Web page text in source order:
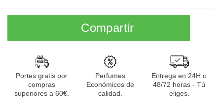
Compartir
Portes gratis por
compras
superiores a 60€.
Perfumes
Económicos de
calidad.
Entrega en 24H o
48/72 horas - Tú
eliges.